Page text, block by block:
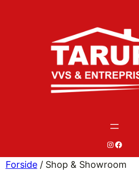
# #
Forside/ Shop & Showroom